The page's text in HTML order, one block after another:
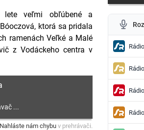
veľmi obľúbené a
ktorá sa pridala
ramenách Veľké a Malé
z Vodáckeho centra v
Nahláste nám chybu v prehrávači.
Rádio
Rádio
Rádio
Rádio